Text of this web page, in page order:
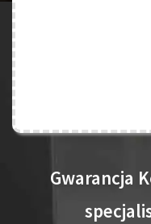
Gwarancja